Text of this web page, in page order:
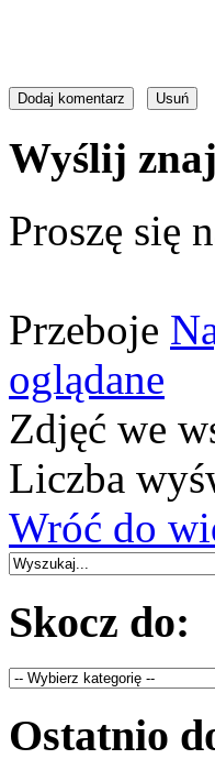
Wyślij
Proszę się
Przeboje
oglądane
Zdjęć we
Liczba
Wróć do
Skocz do:
Ostatnio